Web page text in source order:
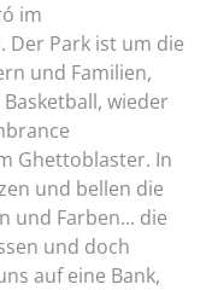
im
Der Park ist um die
und Familien,
wieder
Ghettoblaster. In
und bellen die
und Farben... die
und doch
auf eine Bank,